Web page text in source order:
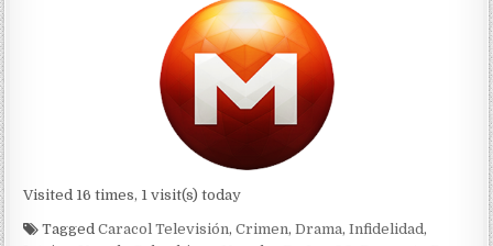
Visited 16 times, 1 visit(s) today
TaggedCaracol Televisión,Crimen,Drama,Infidelidad,